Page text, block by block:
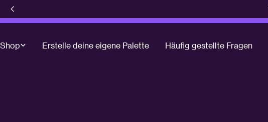
Zum
Inhalt
Shop Erstelle deine eigene Palette Häufig gestellte Fragen